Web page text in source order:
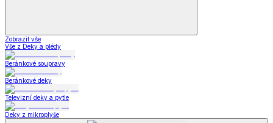
Zobrazit vše
Vše z Deky a plédy
Beránkové soupravy
Beránkové deky
Televizní deky a pytle
Deky z mikroplyše